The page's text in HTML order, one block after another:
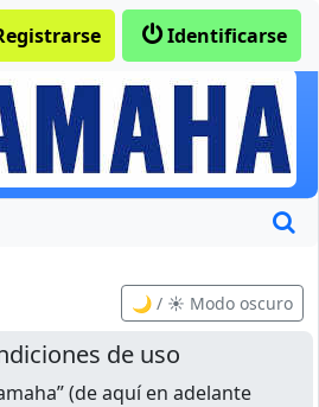
Identificarse
🌙 / ☀️ Modo oscuro
de uso
(de aquí en adelante